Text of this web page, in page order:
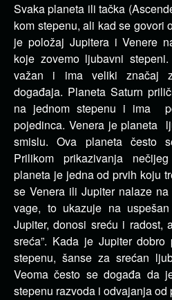
Svaka planeta ili tačka
kom stepenu, ali kad se govori
je položaj Jupitera i Venere
koje zovemo ljubavni
važan i ima veliki značaj
događaja. Planeta Saturn
na jednom stepenu i ima
pojedinca. Venera je planeta
smislu. Ova planeta često
Prilikom prikazivanja
planeta je jedna od prvih koju
se Venera ili Jupiter nalaze
vage, to ukazuje na
Jupiter, donosi sreću i radost,
sreća”. Kada je Jupiter
stepenu, šanse za srećan
Veoma često se događa da
stepenu razvoda i odvajanja od